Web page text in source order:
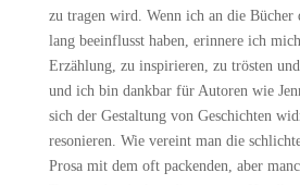
zu tragen wird. Wenn ich an die Bücher
lang beeinflusst haben, erinnere ich
Erzählung, zu inspirieren, zu trösten
und ich bin dankbar für Autoren wie
sich der Gestaltung von Geschichten
resonieren. Wie vereint man die
Prosa mit dem oft packenden, aber